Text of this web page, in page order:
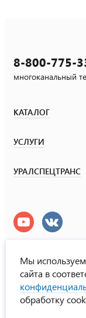
8-800-775-
многоканальный
КАТАЛОГ
УСЛУГИ
УРАЛСПЕЦТРАНС
УралСпецТранс
© ООО «Урал
Политика
Мы
сайта в
обработку